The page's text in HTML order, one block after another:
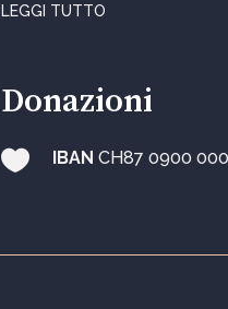
LEGGI TUTTO
Donazioni
 IBAN CH87 0900